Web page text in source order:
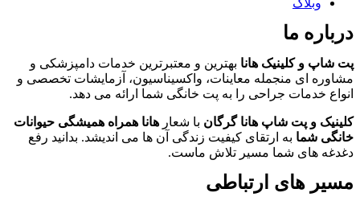
وبلاگ
درباره ما
پت شاپ و کلینیک هانا بهترین و معتبرترین خدمات دامپزشکی و
مشاوره ای منجمله معاینات، واکسیناسیون، آزمایشات تخصصی و
انواع خدمات جراحی را به پت خانگی شما ارائه می دهد.
کلینیک و پت شاپ هانا گرگان با شعار هانا همراه همیشگی حیوانات
خانگی شما به ارتقای کیفیت زندگی آن ها می اندیشد. بدانید رفع
دغدغه های شما مسیر تلاش ماست.
مسیر های ارتباطی